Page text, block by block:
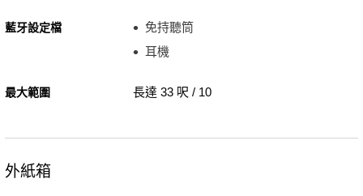
藍牙設定檔
免持聽筒
耳機
最大範圍 長達 33 呎 / 10
外紙箱